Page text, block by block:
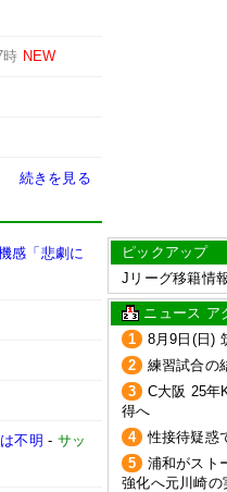
時 NEW
続きを見る
感「悲劇に
不明 - サッ
ピックアップ
Jリーグ移籍情
ニュース ア
1
8月9日(日)
2
練習試合の
3
C大阪 25年
得へ
4
性接待疑惑
5
浦和がスト
強化へ元川崎の